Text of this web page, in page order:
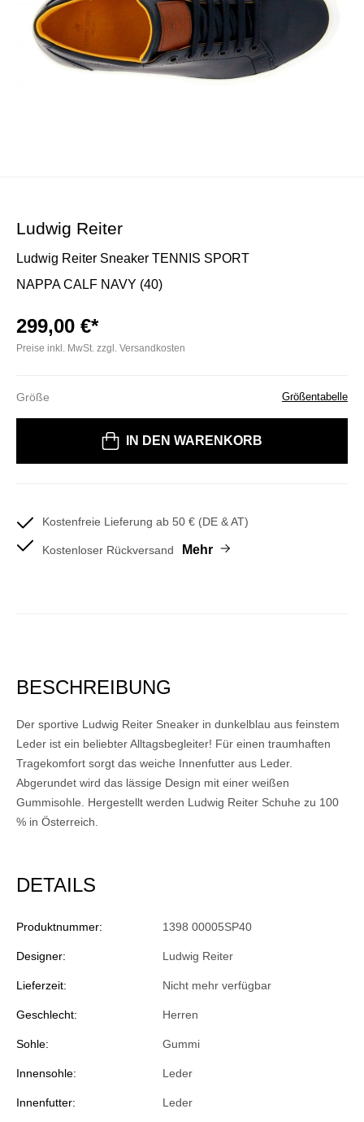
Ludwig Reiter
Ludwig Reiter Sneaker TENNIS SPORT
NAPPA CALF NAVY (40)
299,00 €*
Preise inkl. MwSt. zzgl. Versandkosten
Größe Größentabelle
IN DEN WARENKORB
Kostenfreie Lieferung ab 50 € (DE & AT)
Kostenloser Rückversand Mehr
BESCHREIBUNG
Der sportive Ludwig Reiter Sneaker in dunkelblau aus feinstem
Leder ist ein beliebter Alltagsbegleiter! Für einen traumhaften
Tragekomfort sorgt das weiche Innenfutter aus Leder.
Abgerundet wird das lässige Design mit einer weißen
Gummisohle. Hergestellt werden Ludwig Reiter Schuhe zu 100
% in Österreich.
DETAILS
Produktnummer: 1398 00005SP40
Designer: Ludwig Reiter
Lieferzeit: Nicht mehr verfügbar
Geschlecht: Herren
Sohle: Gummi
Innensohle: Leder
Innenfutter: Leder